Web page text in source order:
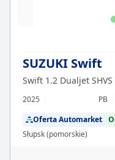
SUZUKI Swift
Swift 1.2 Dualjet
2025 PB
Oferta Automarket
Słupsk (pomorskie)